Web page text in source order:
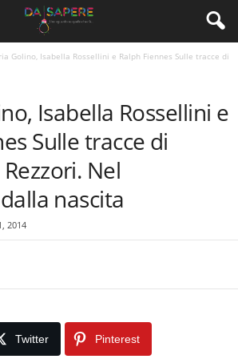
Golino, Isabella Rossellini e Ralph Fiennes Sulle tracce di
Isabella Rossellini e
Sulle tracce di
Nel
nascita
2014
Twitter Pinterest